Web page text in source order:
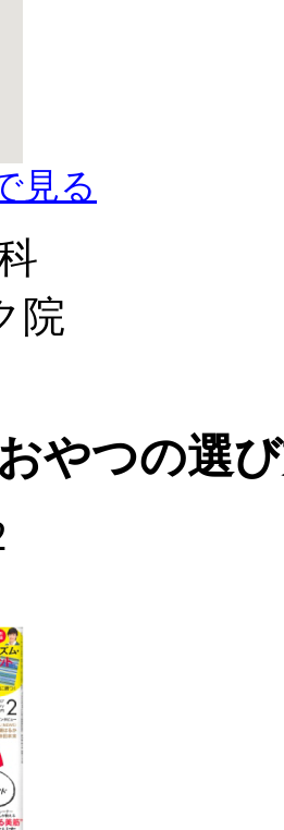
見る
やつの選